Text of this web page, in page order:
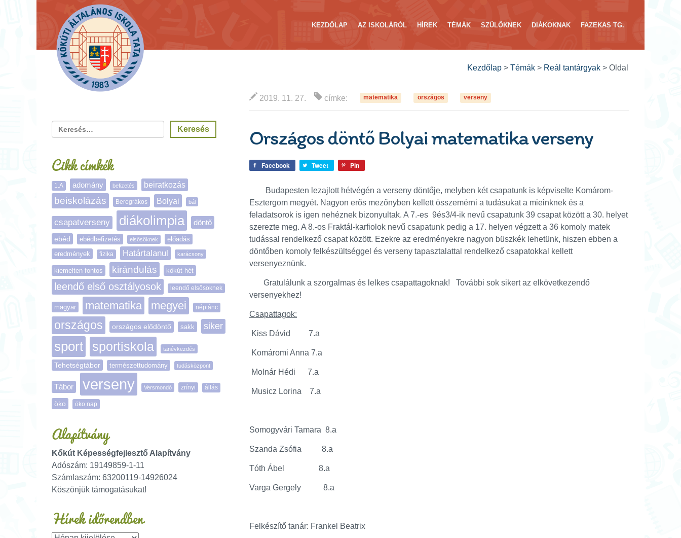
KEZDŐLAP AZ ISKOLÁRÓL HÍREK TÉMÁK SZÜLŐKNEK DIÁKOKNAK FAZEKAS TG.
Kezdőlap > Témák > Reál tantárgyak > Oldal
2019. 11. 27. címke: matematika országos verseny
Országos döntő Bolyai matematika verseny
Facebook Tweet Pin
Budapesten lezajlott hétvégén a verseny döntője, melyben két csapatunk is képviselte Komárom-
Esztergom megyét. Nagyon erős mezőnyben kellett összemérni a tudásukat a mieinknek és a
feladatsorok is igen nehéznek bizonyultak. A 7.-es 9és3/4-ik nevű csapatunk 39 csapat között a 30. helyet
szerezte meg. A 8.-os Fraktál-karfiolok nevű csapatunk pedig a 17. helyen végzett a 36 komoly matek
tudással rendelkező csapat között. Ezekre az eredményekre nagyon büszkék lehetünk, hiszen ebben a
döntőben komoly felkészültséggel és verseny tapasztalattal rendelkező csapatokkal kellett
versenyeznünk.
Gratulálunk a szorgalmas és lelkes csapattagoknak! További sok sikert az elkövetkezendő
versenyekhez!
Csapattagok:
Kiss Dávid 7.a
Komáromi Anna 7.a
Molnár Hédi 7.a
Musicz Lorina 7.a
Somogyvári Tamara 8.a
Szanda Zsófia 8.a
Tóth Ábel 8.a
Varga Gergely 8.a
Felkészítő tanár: Frankel Beatrix
Cikk címkék
1.A adomány befizetés beiratkozás
beiskolázás Beregrákos Bolyai bál
csapatverseny diákolimpia döntő
ebéd ebédbefizetés elsősöknek
előadás
eredmények
fizika Határtalanul karácsony
kiemelten fontos kirándulás kőkút-hét
leendő első osztályosok leendő elsősöknek
magyar matematika megyei néptánc
országos országos elődöntő sakk siker
sport sportiskola tanévkezdés
Tehetségtábor természettudomány tudásközpont
Tábor verseny Versmondó zrínyi állás
öko öko nap
Alapítvány
Kőkút Képességfejlesztő Alapítvány
Adószám: 19149859-1-11
Számlaszám: 63200119-14926024
Köszönjük támogatásukat!
Hírek időrendben